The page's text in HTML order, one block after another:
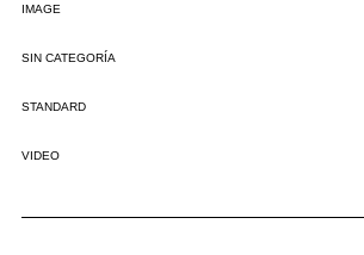
IMAGE
SIN CATEGORÍA
STANDARD
VIDEO